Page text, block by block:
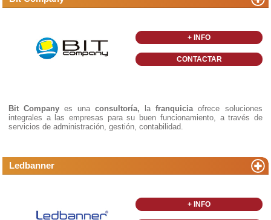
+ INFO
CONTACTAR
Bit Company es una consultoría, lafranquicia ofrece soluciones
integrales a las empresas para su buen funcionamiento, a través de
servicios de administración, gestión, contabilidad.
Ledbanner
+ INFO